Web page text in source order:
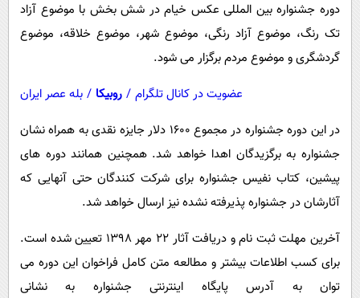
دوره جشنواره بین المللی عکس خیام در شش بخش با موضوع آزاد
تک رنگ، موضوع آزاد رنگی، موضوع شهر، موضوع خلاقه، موضوع
گردشگری و موضوع مردم برگزار می شود.
عضویت در کانال تلگرام / روبیکا / بله عصر ایران
در این دوره جشنواره در مجموع 1600 دلار جایزه نقدی به همراه نشان
جشنواره به برگزیدگان اهدا خواهد شد. همچنین همانند دوره های
پیشین، کتاب نفیس جشنواره برای شرکت کنندگان حتی آنهایی که
آثارشان در جشنواره پذیرفته نشده نیز ارسال خواهد شد.
آخرین مهلت ثبت نام و دریافت آثار 22 مهر 1398 تعیین شده است.
برای کسب اطلاعات بیشتر و مطالعه متن کامل فراخوان این دوره می
توان به آدرس پایگاه اینترنتی جشنواره به نشانی